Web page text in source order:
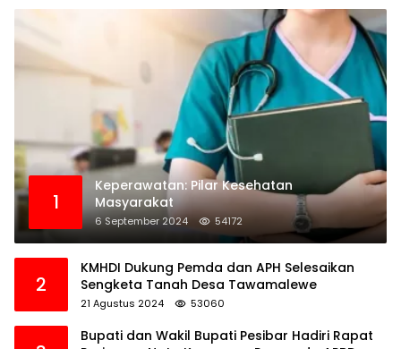
1
Keperawatan: Pilar Kesehatan
Masyarakat
6 September 2024 54172
2
KMHDI Dukung Pemda dan APH Selesaikan
Sengketa Tanah Desa Tawamalewe
21 Agustus 2024 53060
Bupati dan Wakil Bupati Pesibar Hadiri Rapat